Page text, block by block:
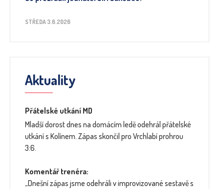
STŘEDA 3.6.2026
Aktuality
Přátelské utkání MD
Mladší dorost dnes na domácím ledě odehrál přátelské
utkání s Kolínem. Zápas skončil pro Vrchlabí prohrou
3:6.
Komentář trenéra:
„Dnešní zápas jsme odehráli v improvizované sestavě s